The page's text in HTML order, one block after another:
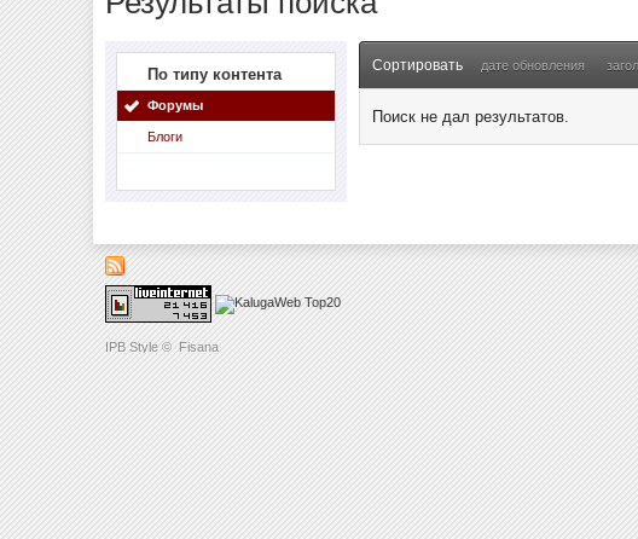
IPB Style © Fisana
По типу контента
Форумы
Блоги
Сортировать дате обновления
Поиск не дал результатов.